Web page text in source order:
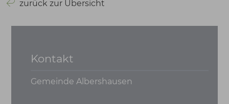
zurück zur Übersicht
Kontakt
Gemeinde Albershausen